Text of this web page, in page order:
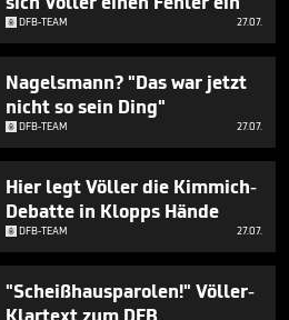
DFB-TEAM 27.07.
Nagelsmann? "Das war jetzt
nicht so sein Ding"
DFB-TEAM 27.07.
Hier legt Völler die Kimmich-
Debatte in Klopps Hände
DFB-TEAM 27.07.
"Scheißhausparolen!" Völler-